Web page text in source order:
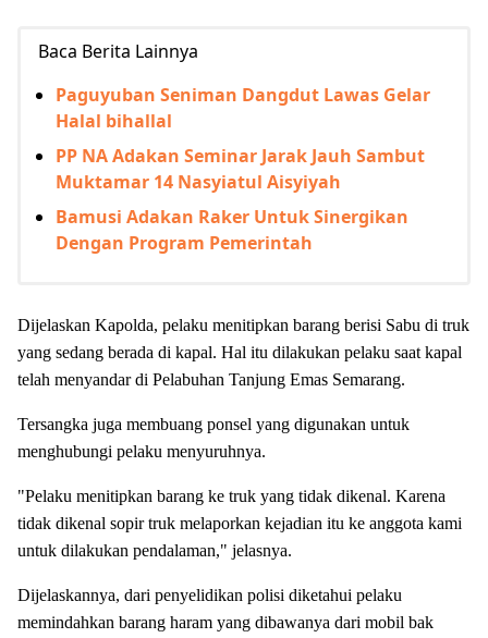
Baca Berita Lainnya
Paguyuban Seniman Dangdut Lawas Gelar
Halal bihallal
PP NA Adakan Seminar Jarak Jauh Sambut
Muktamar 14 Nasyiatul Aisyiyah
Bamusi Adakan Raker Untuk Sinergikan
Dengan Program Pemerintah
Dijelaskan Kapolda, pelaku menitipkan barang berisi Sabu di truk
yang sedang berada di kapal. Hal itu dilakukan pelaku saat kapal
telah menyandar di Pelabuhan Tanjung Emas Semarang.
Tersangka juga membuang ponsel yang digunakan untuk
menghubungi pelaku menyuruhnya.
"Pelaku menitipkan barang ke truk yang tidak dikenal. Karena
tidak dikenal sopir truk melaporkan kejadian itu ke anggota kami
untuk dilakukan pendalaman," jelasnya.
Dijelaskannya, dari penyelidikan polisi diketahui pelaku
memindahkan barang haram yang dibawanya dari mobil bak